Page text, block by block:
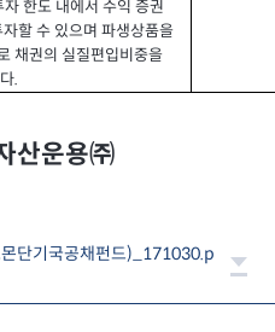
한도 내에서 수익 증권
할 수 있으며 파생상품을
채권의 실질편입비중을
.
산운용㈜
단기국공채펀드)_171030.p